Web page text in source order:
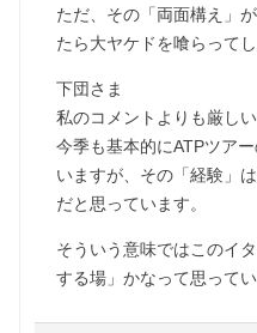
ただ、その「両面構え」
たら大ヤケドを喰らって
下団さま
私のコメントよりも厳し
今季も基本的にATPツア
いますが、その「経験」
だと思っています。
そういう意味ではこのイ
する場」かなって思ってい